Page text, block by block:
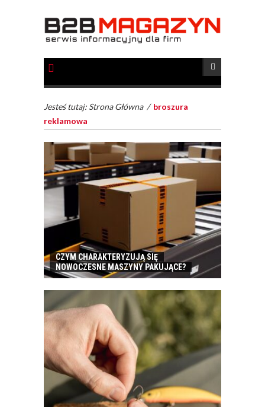
Jesteś tutaj: Strona Główna / broszura
reklamowa
CZYM CHARAKTERYZUJĄ SIĘ
NOWOCZESNE MASZYNY PAKUJĄCE?